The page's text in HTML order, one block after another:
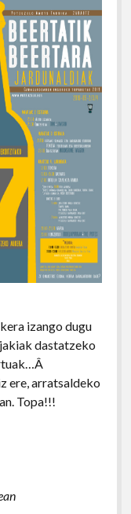
izango dugu
dastatzeko
ere, arratsaldeko
Topa!!!